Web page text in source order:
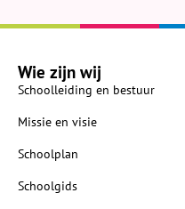
Wie zijn wij
Schoolleiding en bestuur
Missie en visie
Schoolplan
Schoolgids